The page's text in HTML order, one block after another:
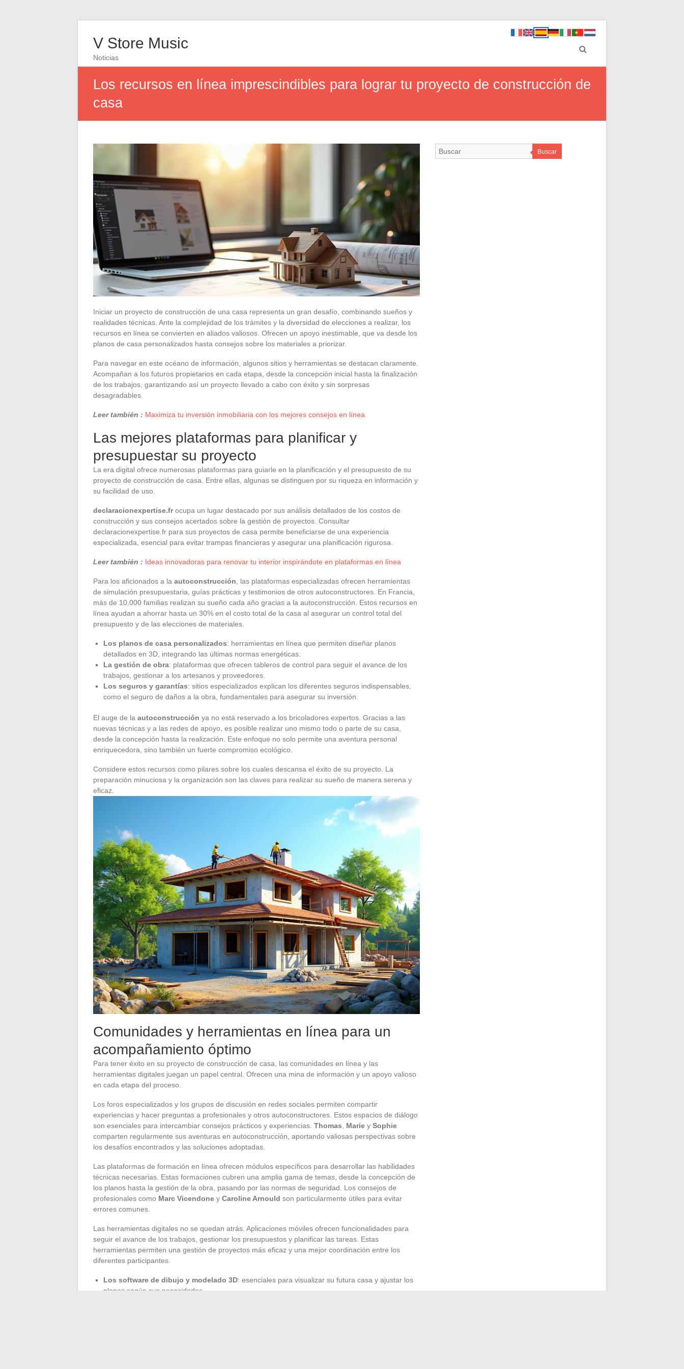
V Store Music
Noticias
Los recursos en línea imprescindibles para lograr tu proyecto de construcción de
casa
Iniciar un proyecto de construcción de una casa representa un gran desafío, combinando sueños y
realidades técnicas. Ante la complejidad de los trámites y la diversidad de elecciones a realizar, los
recursos en línea se convierten en aliados valiosos. Ofrecen un apoyo inestimable, que va desde los
planos de casa personalizados hasta consejos sobre los materiales a priorizar.
Para navegar en este océano de información, algunos sitios y herramientas se destacan claramente.
Acompañan a los futuros propietarios en cada etapa, desde la concepción inicial hasta la finalización
de los trabajos, garantizando así un proyecto llevado a cabo con éxito y sin sorpresas
desagradables.
Leer también : Maximiza tu inversión inmobiliaria con los mejores consejos en línea
Las mejores plataformas para planificar y
presupuestar su proyecto
La era digital ofrece numerosas plataformas para guiarle en la planificación y el presupuesto de su
proyecto de construcción de casa. Entre ellas, algunas se distinguen por su riqueza en información y
su facilidad de uso.
declaracionexpertise.frocupa un lugar destacado por sus análisis detallados de los costos de
construcción y sus consejos acertados sobre la gestión de proyectos. Consultar
declaracionexpertise.fr para sus proyectos de casa permite beneficiarse de una experiencia
especializada, esencial para evitar trampas financieras y asegurar una planificación rigurosa.
Leer también : Ideas innovadoras para renovar tu interior inspirándote en plataformas en línea
Para los aficionados a la autoconstrucción , las plataformas especializadas ofrecen herramientas
de simulación presupuestaria, guías prácticas y testimonios de otros autoconstructores. En Francia,
más de 10,000 familias realizan su sueño cada año gracias a la autoconstrucción. Estos recursos en
línea ayudan a ahorrar hasta un 30% en el costo total de la casa al asegurar un control total del
presupuesto y de las elecciones de materiales.
Los planos de casa personalizados: herramientas en línea que permiten diseñar planos
detallados en 3D, integrando las últimas normas energéticas.
La gestión de obra: plataformas que ofrecen tableros de control para seguir el avance de los
trabajos, gestionar a los artesanos y proveedores.
Los seguros y garantías: sitios especializados explican los diferentes seguros indispensables,
como el seguro de daños a la obra, fundamentales para asegurar su inversión.
El auge de la autoconstrucción ya no está reservado a los bricoladores expertos. Gracias a las
nuevas técnicas y a las redes de apoyo, es posible realizar uno mismo todo o parte de su casa,
desde la concepción hasta la realización. Este enfoque no solo permite una aventura personal
enriquecedora, sino también un fuerte compromiso ecológico.
Considere estos recursos como pilares sobre los cuales descansa el éxito de su proyecto. La
preparación minuciosa y la organización son las claves para realizar su sueño de manera serena y
eficaz.
Comunidades y herramientas en línea para un
acompañamiento óptimo
Para tener éxito en su proyecto de construcción de casa, las comunidades en línea y las
herramientas digitales juegan un papel central. Ofrecen una mina de información y un apoyo valioso
en cada etapa del proceso.
Los foros especializados y los grupos de discusión en redes sociales permiten compartir
experiencias y hacer preguntas a profesionales y otros autoconstructores. Estos espacios de diálogo
son esenciales para intercambiar consejos prácticos y experiencias. Thomas Marie y Sophie
comparten regularmente sus aventuras en autoconstrucción, aportando valiosas perspectivas sobre
los desafíos encontrados y las soluciones adoptadas.
Las plataformas de formación en línea ofrecen módulos específicos para desarrollar las habilidades
técnicas necesarias. Estas formaciones cubren una amplia gama de temas, desde la concepción de
los planos hasta la gestión de la obra, pasando por las normas de seguridad. Los consejos de
profesionales como Marc Vicendone y Caroline Arnould son particularmente útiles para evitar
errores comunes.
Las herramientas digitales no se quedan atrás. Aplicaciones móviles ofrecen funcionalidades para
seguir el avance de los trabajos, gestionar los presupuestos y planificar las tareas. Estas
herramientas permiten una gestión de proyectos más eficaz y una mejor coordinación entre los
diferentes participantes.
Los software de dibujo y modelado 3D: esenciales para visualizar su futura casa y ajustar los
planos según sus necesidades.
Buscar